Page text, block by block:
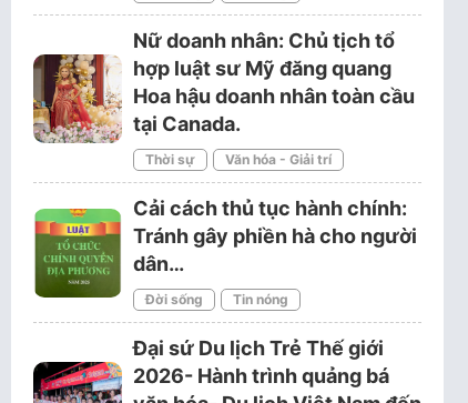
Nữ doanh nhân: Chủ tịch tổ
hợp luật sư Mỹ đăng quang
Hoa hậu doanh nhân toàn cầu
tại Canada.
Thời sự Văn hóa - Giải trí
Cải cách thủ tục hành chính:
Tránh gây phiền hà cho người
dân…
Đời sống Tin nóng
Đại sứ Du lịch Trẻ Thế giới
2026- Hành trình quảng bá